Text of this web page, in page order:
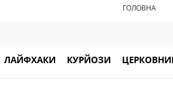
ГОЛОВНА
ЛАЙФХАКИ КУРЙОЗИ